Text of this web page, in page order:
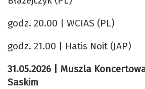
godz. 20.00 | WCIAS (PL)
godz. 21.00 | Hatis Noit (JAP)
31.05.2026 | Muszla
Saskim